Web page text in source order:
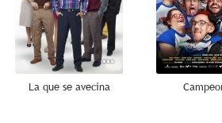
La que se avecina